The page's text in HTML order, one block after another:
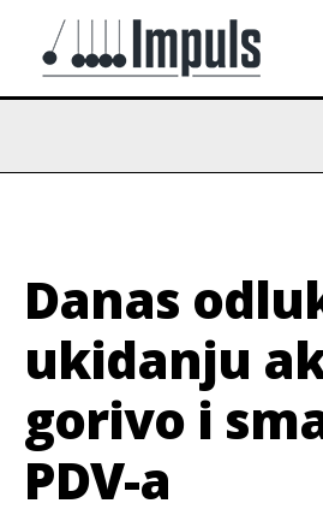
Danas
ukidanju
gorivo i
PDV-a